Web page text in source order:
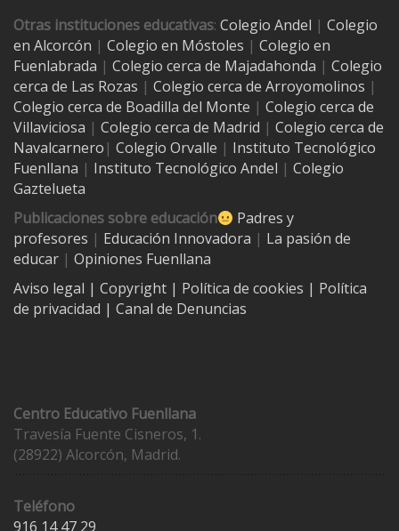
Otras instituciones educativas: Colegio Andel | Colegio
en Alcorcón | Colegio en Móstoles | Colegio en
Fuenlabrada | Colegio cerca de Majadahonda | Colegio
cerca de Las Rozas | Colegio cerca de Arroyomolinos |
Colegio cerca de Boadilla del Monte | Colegio cerca de
Villaviciosa | Colegio cerca de Madrid | Colegio cerca de
Navalcarnero | Colegio Orvalle | Instituto Tecnológico
Fuenllana | Instituto Tecnológico Andel | Colegio
Gaztelueta
Publicaciones sobre educación
Padres y
profesores | Educación Innovadora | La pasión de
educar | Opiniones Fuenllana
Aviso legal | Copyright | Política de cookies | Política
de privacidad | Canal de Denuncias
Centro Educativo Fuenllana
Travesía Fuente Cisneros, 1.
(28922) Alcorcón, Madrid.
Teléfono
916 14 47 29